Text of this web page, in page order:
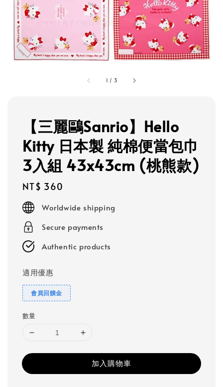
1 / 3
【三麗鷗Sanrio】Hello
Kitty 日本製 純棉便當包巾
3入組 43x43cm (桃熊款)
Regular
price
NT$ 360
Worldwide shipping
Secure payments
Authentic products
適用優惠
會員回饋金
數量
加入購物車